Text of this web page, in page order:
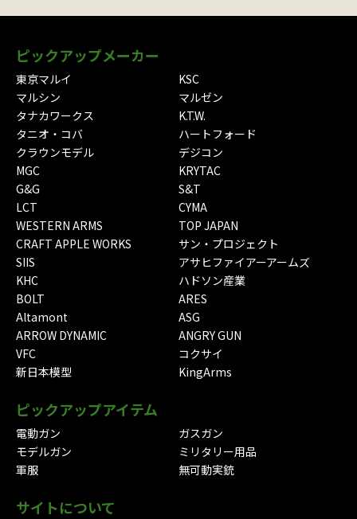
ピックアップメーカー
東京マルイ
KSC
マルシン
マルゼン
タナカワークス
K.T.W.
タニオ・コバ
ハートフォード
クラウンモデル
デジコン
MGC
KRYTAC
G&G
S&T
LCT
CYMA
WESTERN ARMS
TOP JAPAN
CRAFT APPLE WORKS
サン・プロジェクト
SIIS
アサヒファイアーアームズ
KHC
ハドソン産業
BOLT
ARES
Altamont
ASG
ARROW DYNAMIC
ANGRY GUN
VFC
コクサイ
新日本模型
KingArms
ピックアップアイテム
電動ガン
ガスガン
モデルガン
ミリタリー用品
軍服
無可動実銃
サイトについて